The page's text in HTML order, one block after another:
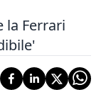
la Ferrari